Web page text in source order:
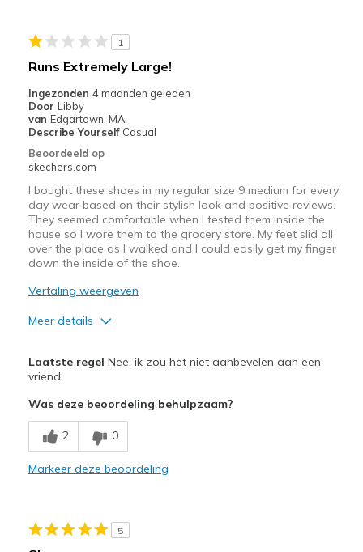
Casual Wear
Width
Sizing
Feels true to size
View On Shoes
1
Runs Extremely Large!
Ingezonden 4 maanden geleden
Door Libby
van Edgartown, MA
Describe Yourself Casual
Beoordeeld op
skechers.com
I bought these shoes in my regular size 9 medium for every
day wear based on their stylish look and positive reviews.
They seemed comfortable when I tested them inside the
house so I wore them to the grocery store. My feet slid all
over the place as I walked and I could easily get my finger
down the inside of the shoe.
Vertaling weergeven
Meer details
Attractive Design
Stylish
Minpunten
Much larger than normal Skechers shoe
Sizing
View On Shoes
I'm Into Shoes
Laatste regel Nee, ik zou het niet aanbevelen aan een
vriend
Was deze beoordeling behulpzaam?
2 0
Markeer deze beoordeling
5